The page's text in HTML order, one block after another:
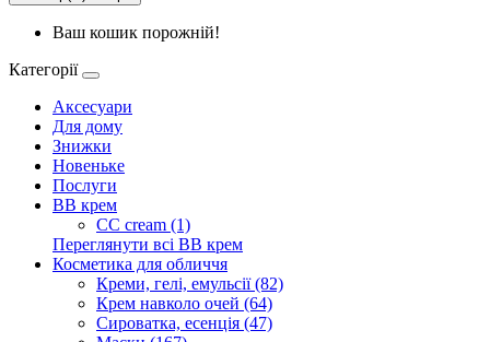
Ваш кошик порожній!
Категорії
Аксесуари
Для дому
Знижки
Новеньке
Послуги
BB крем
CC cream (1)
Переглянути всі BB крем
Косметика для обличчя
Креми, гелі, емульсії (82)
Крем навколо очей (64)
Сироватка, есенція (47)